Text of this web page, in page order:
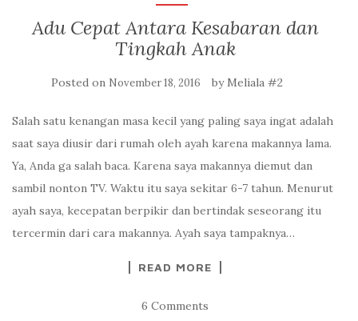
Adu Cepat Antara Kesabaran dan
Tingkah Anak
Posted on November 18, 2016 byMeliala #2
Salah satu kenangan masa kecil yang paling saya ingat adalah
saat saya diusir dari rumah oleh ayah karena makannya lama.
Ya, Anda ga salah baca. Karena saya makannya diemut dan
sambil nonton TV. Waktu itu saya sekitar 6-7 tahun. Menurut
ayah saya, kecepatan berpikir dan bertindak seseorang itu
tercermin dari cara makannya. Ayah saya tampaknya…
READ MORE
6 Comments